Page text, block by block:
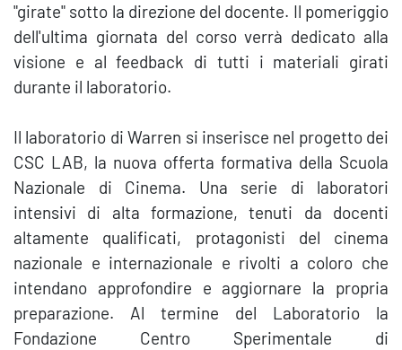
"girate" sotto la direzione del docente. Il pomeriggio
dell'ultima giornata del corso verrà dedicato alla
visione e al feedback di tutti i materiali girati
durante il laboratorio.
Il laboratorio di Warren si inserisce nel progetto dei
CSC LAB, la nuova offerta formativa della Scuola
Nazionale di Cinema. Una serie di laboratori
intensivi di alta formazione, tenuti da docenti
altamente qualificati, protagonisti del cinema
nazionale e internazionale e rivolti a coloro che
intendano approfondire e aggiornare la propria
preparazione. Al termine del Laboratorio la
Fondazione Centro Sperimentale di